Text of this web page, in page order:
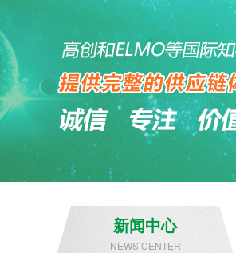
新闻中心
NEWS CENTER